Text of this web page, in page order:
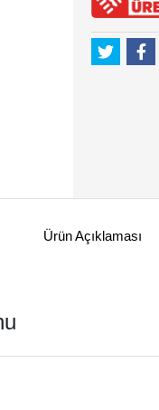
Ürün Açıklaması